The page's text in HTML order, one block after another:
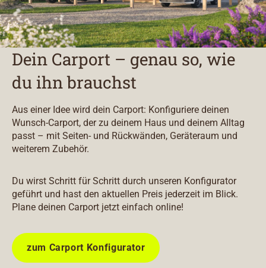
Dein Carport – genau so, wie
du ihn brauchst
Aus einer Idee wird dein Carport: Konfiguriere deinen
Wunsch-Carport, der zu deinem Haus und deinem Alltag
passt – mit Seiten- und Rückwänden, Geräteraum und
weiterem Zubehör.
Du wirst Schritt für Schritt durch unseren Konfigurator
geführt und hast den aktuellen Preis jederzeit im Blick.
Plane deinen Carport jetzt einfach online!
zum Carport Konfigurator